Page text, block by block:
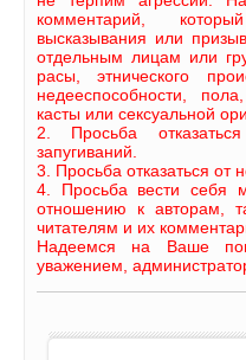
комментарий,
высказывания или
отдельным лицам или
расы, этнического
недееспособности,
касты или сексуальной
2. Просьба
запугиваний.
3. Просьба отказаться от
4. Просьба вести себя
отношению к авторам,
читателям и их
Надеемся на Ваше
уважением,